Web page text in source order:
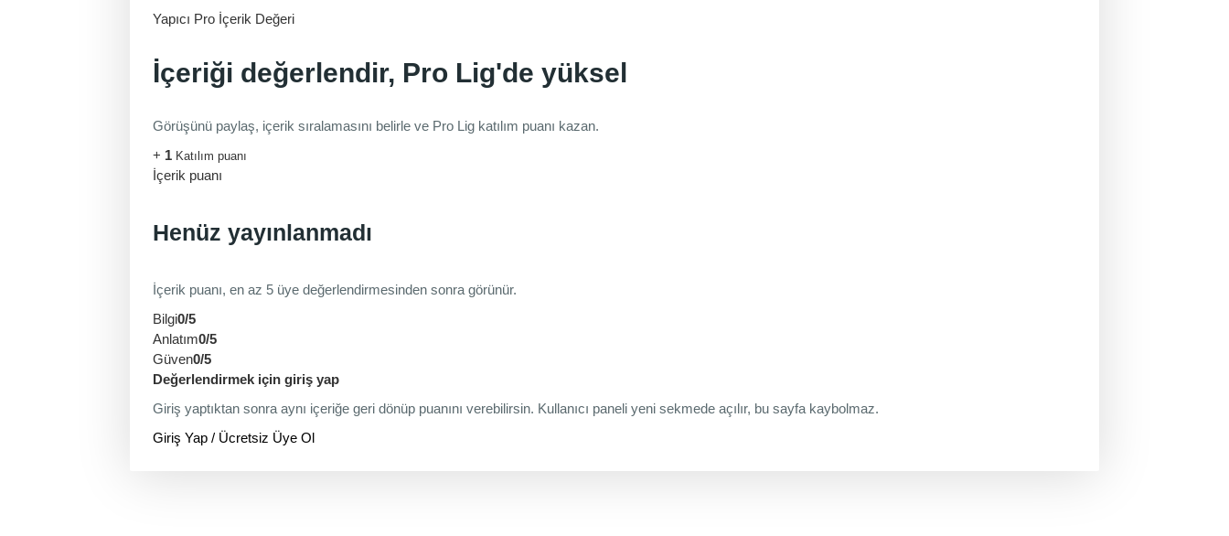
Yapıcı Pro İçerik Değeri
İçeriği değerlendir, Pro Lig'de yüksel
Görüşünü paylaş, içerik sıralamasını belirle ve Pro Lig katılım puanı kazan.
+ 1 Katılım puanı
İçerik puanı
Henüz yayınlanmadı
İçerik puanı, en az 5 üye değerlendirmesinden sonra görünür.
Bilgi0/5
Anlatım0/5
Güven0/5
Değerlendirmek için giriş yap
Giriş yaptıktan sonra aynı içeriğe geri dönüp puanını verebilirsin. Kullanıcı paneli yeni sekmede açılır, bu sayfa kaybolmaz.
Giriş Yap / Ücretsiz Üye Ol